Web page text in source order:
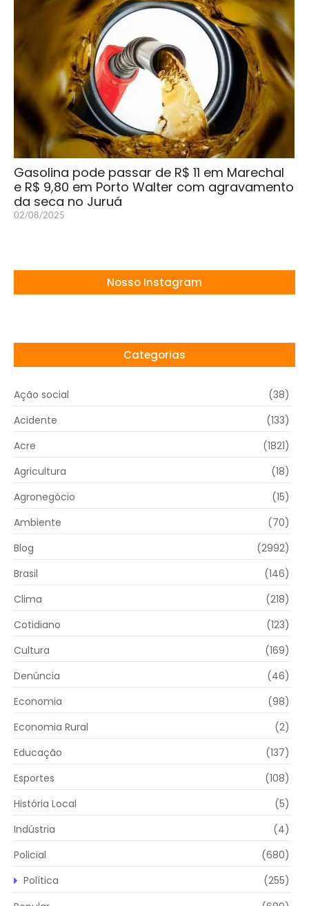
Gasolina pode passar de R$ 11 em Marechal
e R$ 9,80 em Porto Walter com agravamento
da seca no Juruá
02/08/2025
Nosso Instagram
Categorias
Ação social
(38)
Acidente
(133)
Acre
(1821)
Agricultura
(18)
Agronegócio
(15)
Ambiente
(70)
Blog
(2992)
Brasil
(146)
Clima
(218)
Cotidiano
(123)
Cultura
(169)
Denúncia
(46)
Economia
(98)
Economia Rural
(2)
Educação
(137)
Esportes
(108)
História Local
(5)
Indústria
(4)
Policial
(680)
Política
(255)